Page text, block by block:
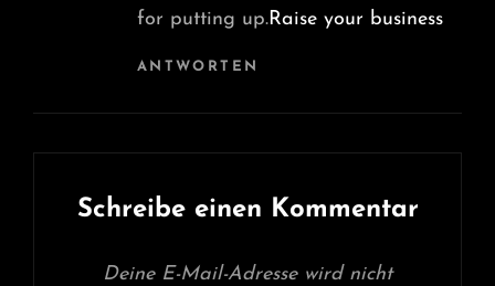
for putting up.Raise your business
ANTWORTEN
Schreibe einen Kommentar
Deine E-Mail-Adresse wird nicht